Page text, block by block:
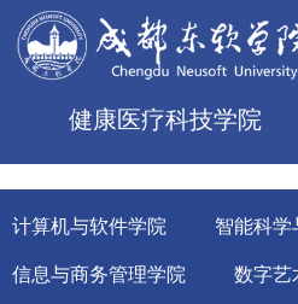
健康医疗科技学院
计算机与软件学院 智能科学
信息与商务管理学院 数字艺